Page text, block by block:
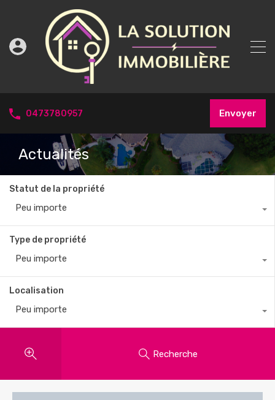
0473780957 Envoyer
Actualités
Statut de la propriété
Peu importe
Type de propriété
Peu importe
Localisation
Peu importe
Recherche